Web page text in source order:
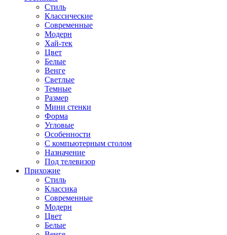
Стиль
Классические
Современные
Модерн
Хай-тек
Цвет
Белые
Венге
Светлые
Темные
Размер
Мини стенки
Форма
Угловые
Особенности
С компьютерным столом
Назначение
Под телевизор
Прихожие
Стиль
Классика
Современные
Модерн
Цвет
Белые